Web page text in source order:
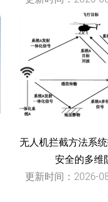
无人机拦截方法系
安全的多维
更新时间：2026-